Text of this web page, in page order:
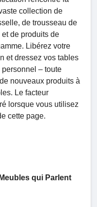
collection de
de trousseau de
de produits de
Libérez votre
et dressez vos tables
– toute
nouveaux produits à
Le facteur
lorsque vous utilisez
cette page.
qui Parlent